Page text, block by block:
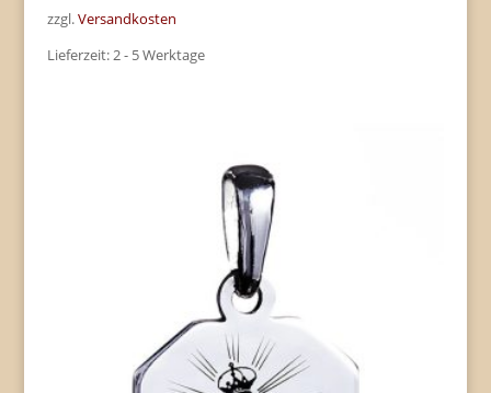
zzgl.Versandkosten
Lieferzeit:2 - 5 Werktage